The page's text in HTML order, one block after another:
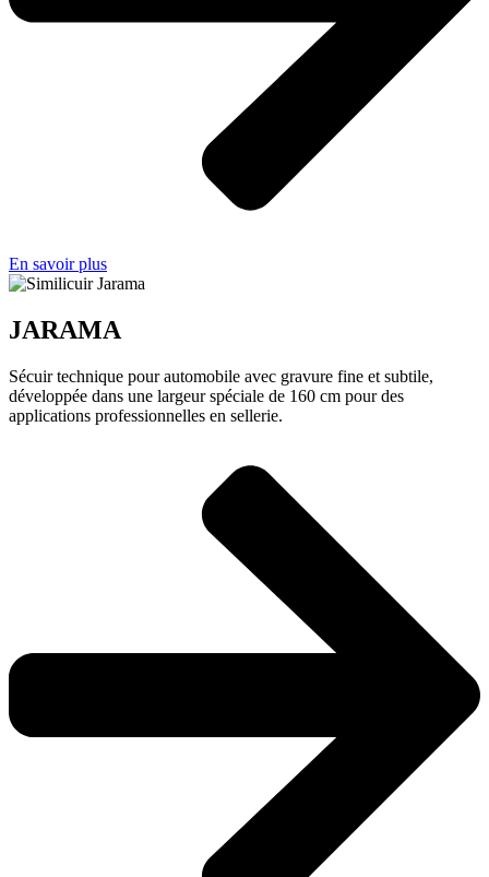
En savoir plus
JARAMA
Sécuir technique pour automobile avec gravure fine et subtile,
développée dans une largeur spéciale de 160 cm pour des
applications professionnelles en sellerie.